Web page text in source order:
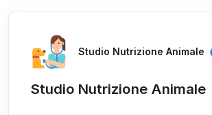
Studio Nutrizione Animale
Studio Nutrizione Animale